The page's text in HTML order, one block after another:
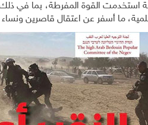
2022، إلا أن الشرطة استخدمت القوة
ما أسفر عن اعتقال قاصرين